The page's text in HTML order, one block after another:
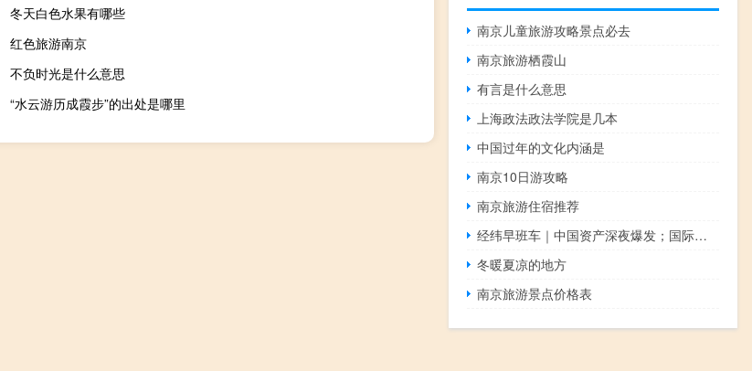
冬天白色水果有哪些
红色旅游南京
不负时光是什么意思
“水云游历成霞步”的出处是哪里
南京儿童旅游攻略景点必去
南京旅游栖霞山
有言是什么意思
上海政法政法学院是几本
中国过年的文化内涵是
南京10日游攻略
南京旅游住宿推荐
经纬早班车｜中国资产深夜爆发；国际油价再上攻；加勒比“黄金护照”飙至20万美元 到底什么情况嘞
冬暖夏凉的地方
南京旅游景点价格表